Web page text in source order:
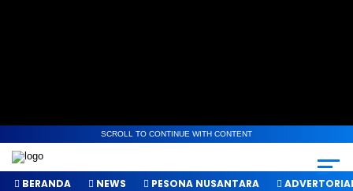
SCROLL TO CONTINUE WITH CONTENT
BERANDA NEWS PESONA NUSANTARA